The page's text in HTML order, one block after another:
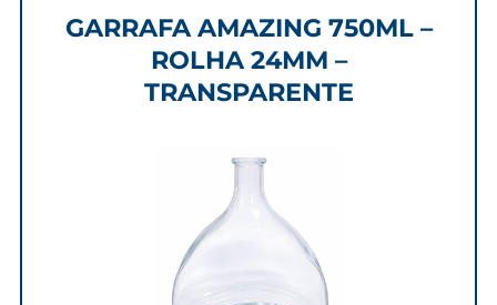
GARRAFA AMAZING 750ML –
ROLHA 24MM –
TRANSPARENTE